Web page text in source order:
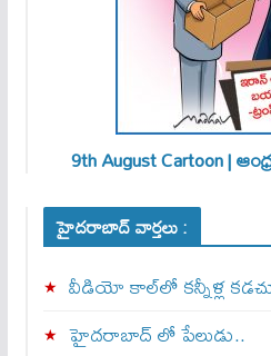
9th August Cartoon |
హైదరాబాద్ వార్తలు :
వీడియో కాల్‌లో కన్నీళ్ల
హైదరాబాద్ లో పేలుడు..